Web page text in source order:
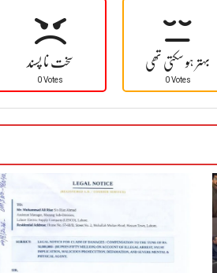
سخت نا پسند
0 Votes
بہتر ہو سکتی تھی
0 Votes